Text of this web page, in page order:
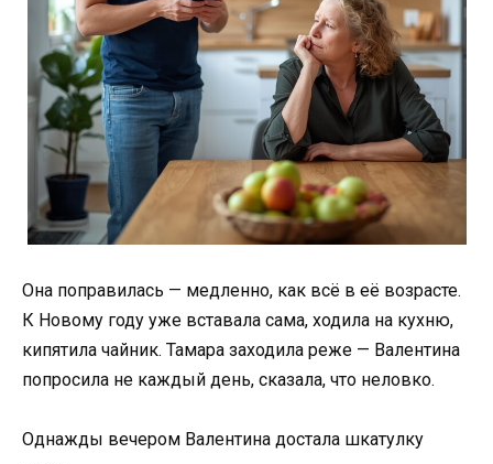
Она поправилась — медленно, как всё в её возрасте.
К Новому году уже вставала сама, ходила на кухню,
кипятила чайник. Тамара заходила реже — Валентина
попросила не каждый день, сказала, что неловко.
Однажды вечером Валентина достала шкатулку